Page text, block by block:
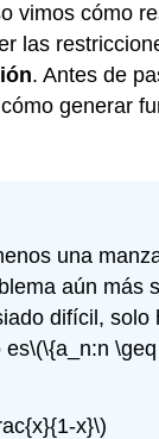
vimos cómo
las
. Antes de
generar
una
aún más
difícil, solo
es\(\{a_n:n
x}\)